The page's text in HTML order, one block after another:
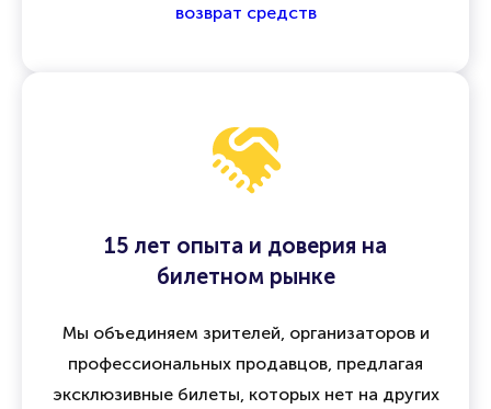
возврат средств
15 лет опыта и доверия на
билетном рынке
Мы объединяем зрителей, организаторов и
профессиональных продавцов, предлагая
эксклюзивные билеты, которых нет на других